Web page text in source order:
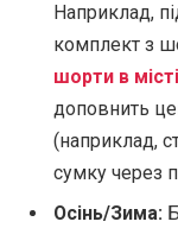
Наприклад,
комплект з
шорти в місті
доповнить
(наприклад,
сумку через
Осінь/Зима: